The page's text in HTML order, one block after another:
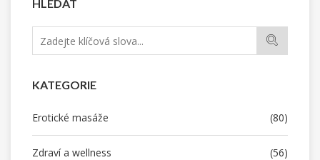
HLEDAT
KATEGORIE
Erotické masáže (80)
Zdraví a wellness (56)